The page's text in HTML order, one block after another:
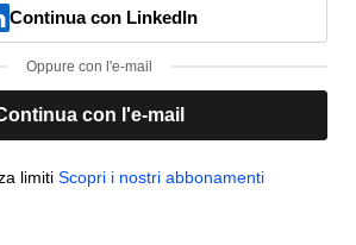
Continua con LinkedIn
Oppure con l'e-mail
con l'e-mail
limiti Scopri i nostri abbonamenti